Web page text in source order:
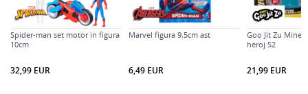
Spider-man set motor in figura
10cm
32,99 EUR
Marvel figura 9,5cm ast
6,49 EUR
Goo Jit Zu
heroj S2
21,99 EUR